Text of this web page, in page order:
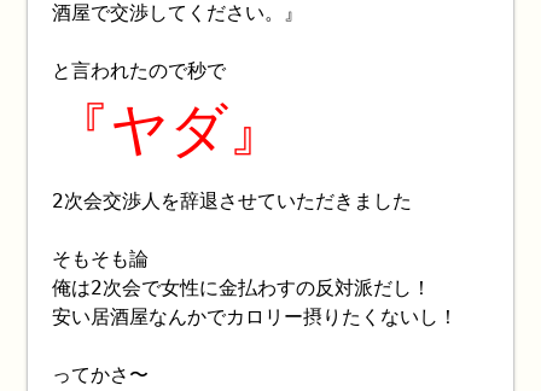
酒屋で交渉してください。』
と言われたので秒で
『ヤダ』
2次会交渉人を辞退させていただきました
そもそも論
俺は2次会で女性に金払わすの反対派だし！
安い居酒屋なんかでカロリー摂りたくないし！
ってかさ〜